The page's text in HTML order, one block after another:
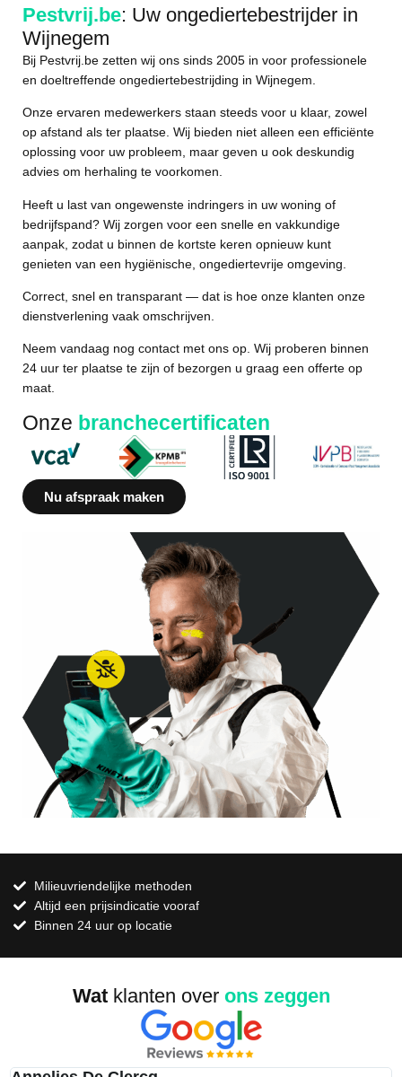
Pestvrij.be: Uw ongediertebestrijder in
Wijnegem
Bij Pestvrij.be zetten wij ons sinds 2005 in voor professionele
en doeltreffende ongediertebestrijding in Wijnegem.
Onze ervaren medewerkers staan steeds voor u klaar, zowel
op afstand als ter plaatse. Wij bieden niet alleen een efficiënte
oplossing voor uw probleem, maar geven u ook deskundig
advies om herhaling te voorkomen.
Heeft u last van ongewenste indringers in uw woning of
bedrijfspand? Wij zorgen voor een snelle en vakkundige
aanpak, zodat u binnen de kortste keren opnieuw kunt
genieten van een hygiënische, ongediertevrije omgeving.
Correct, snel en transparant — dat is hoe onze klanten onze
dienstverlening vaak omschrijven.
Neem vandaag nog contact met ons op. Wij proberen binnen
24 uur ter plaatse te zijn of bezorgen u graag een offerte op
maat.
Onze branchecertificaten
Nu afspraak maken
Milieuvriendelijke methoden
Altijd een prijsindicatie vooraf
Binnen 24 uur op locatie
Watklanten over ons zeggen